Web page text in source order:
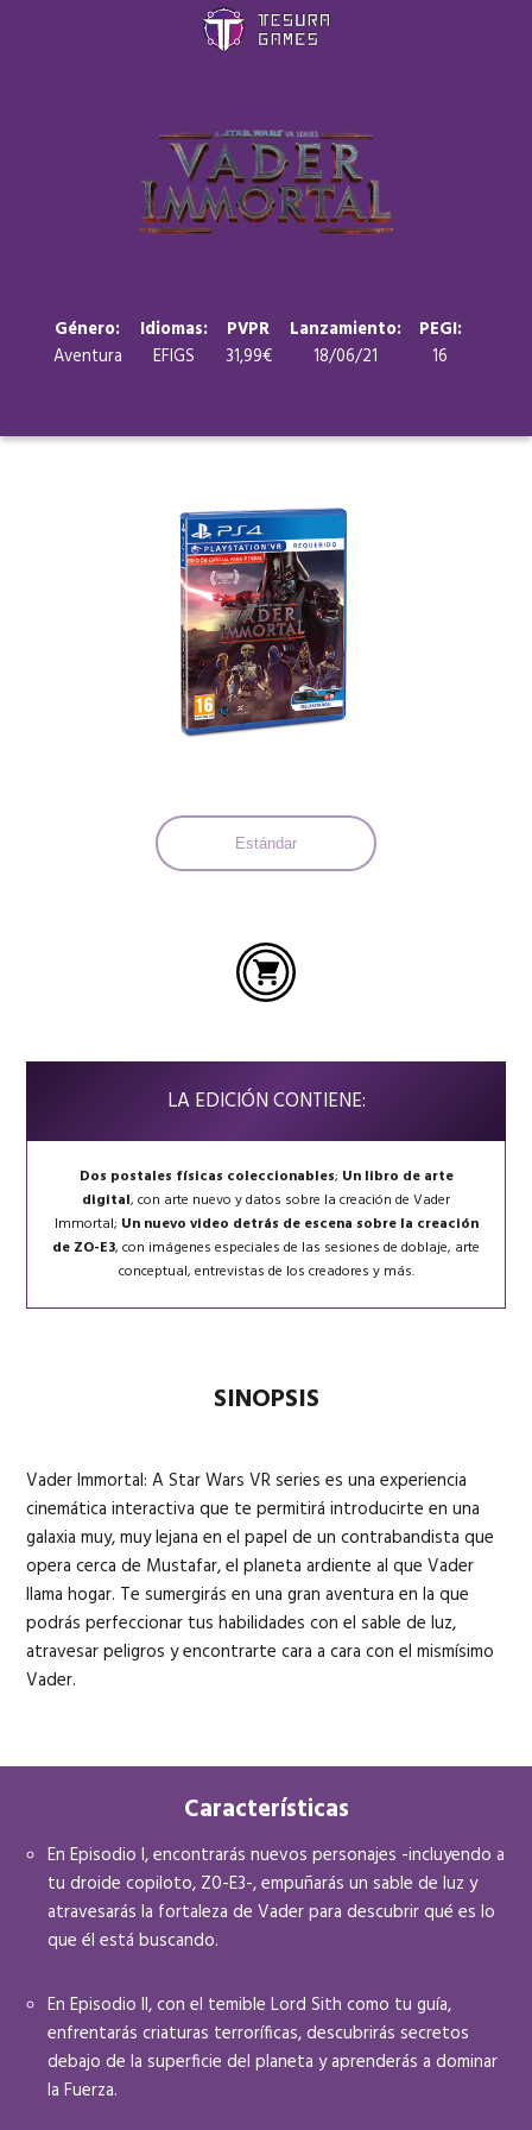
Género:
Aventura
Idiomas:
EFIGS
PVPR
31,99€
Lanzamiento:
18/06/21
PEGI:
16
Estándar
LA EDICIÓN CONTIENE:
Dos postales físicas coleccionables; Un libro de arte
digital, con arte nuevo y datos sobre la creación de Vader
Immortal; Un nuevo video detrás de escena sobre la creación
de ZO-E3, con imágenes especiales de las sesiones de doblaje, arte
conceptual, entrevistas de los creadores y más.
SINOPSIS
Vader Immortal: A Star Wars VR series es una experiencia
cinemática interactiva que te permitirá introducirte en una
galaxia muy, muy lejana en el papel de un contrabandista que
opera cerca de Mustafar, el planeta ardiente al que Vader
llama hogar. Te sumergirás en una gran aventura en la que
podrás perfeccionar tus habilidades con el sable de luz,
atravesar peligros y encontrarte cara a cara con el mismísimo
Vader.
Características
En Episodio I, encontrarás nuevos personajes -incluyendo a
tu droide copiloto, Z0-E3-, empuñarás un sable de luz y
atravesarás la fortaleza de Vader para descubrir qué es lo
que él está buscando.
En Episodio II, con el temible Lord Sith como tu guía,
enfrentarás criaturas terroríficas, descubrirás secretos
debajo de la superficie del planeta y aprenderás a dominar
la Fuerza.
Juegos
Store
Contacto
Idiomas: